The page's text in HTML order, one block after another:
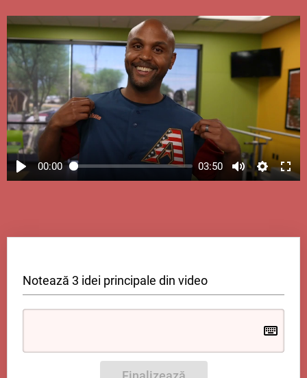
00:00 03:50
Notează 3 idei principale din video